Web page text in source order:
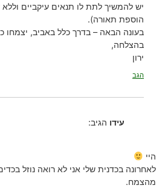
יש להמשיך לתת לו תנאים עיקביים וללא
הוספת תאורה).
בעונה הבאה – בדרך כלל באביב, יצמחו
בהצלחה,
ירון
הגב
עידו הגיב:
היי
לאחרונה בכדנית שלי אני לא רואה נוזל
מהצמח.